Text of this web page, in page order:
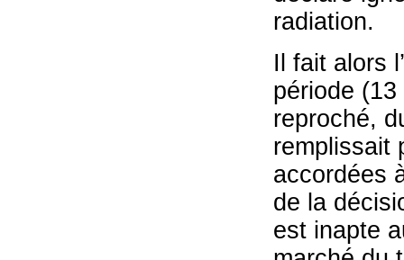
radiation.
Il fait alors
période
reproché,
remplissait
accordées
de la
est inapte